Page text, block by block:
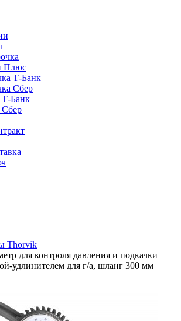
Плюс
Т-Банк
Сбер
Т-Банк
Сбер
Thorvik
для контроля давления и подкачки
удлинителем для г/а, шланг 300 мм